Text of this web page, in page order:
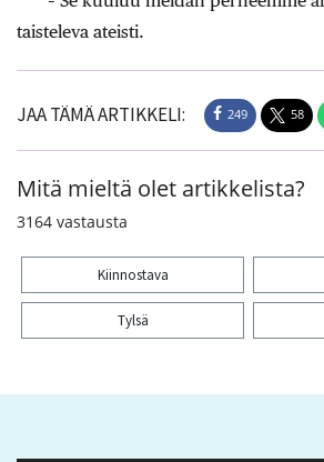
taisteleva ateisti.
JAA TÄMÄ ARTIKKELI: 249 58
Mitä mieltä olet artikkelista?
3164 vastausta
Kiinnostava
Tylsä